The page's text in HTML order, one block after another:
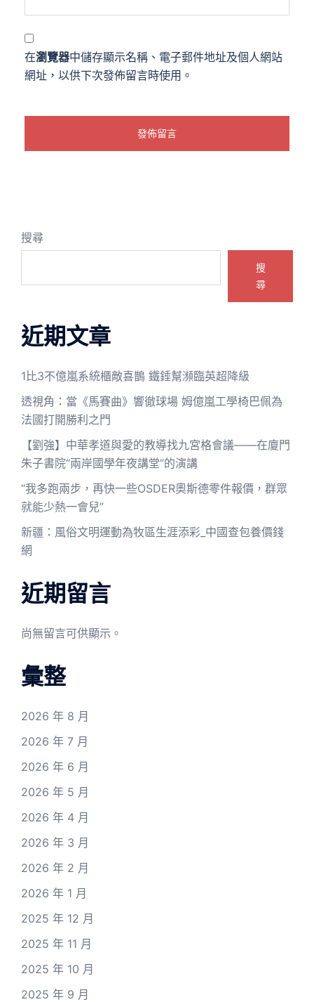
在瀏覽器中儲存顯示名稱、電子郵件地址及個人網站
網址，以供下次發佈留言時使用。
搜尋
搜
尋
近期文章
1比3不億嵐系統櫃敵喜鵲 鐵錘幫瀕臨英超降級
透視角：當《馬賽曲》響徹球場 姆億嵐工學椅巴佩為
法國打開勝利之門
【劉強】中華孝道與愛的教導找九宮格會議——在廈門
朱子書院“兩岸國學年夜講堂”的演講
“我多跑兩步，再快一些OSDER奧斯德零件報價，群眾
就能少熱一會兒”
新疆：風俗文明運動為牧區生涯添彩_中國查包養價錢
網
近期留言
尚無留言可供顯示。
彙整
2026 年 8 月
2026 年 7 月
2026 年 6 月
2026 年 5 月
2026 年 4 月
2026 年 3 月
2026 年 2 月
2026 年 1 月
2025 年 12 月
2025 年 11 月
2025 年 10 月
2025 年 9 月